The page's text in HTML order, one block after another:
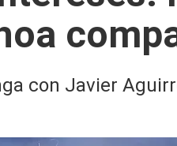
con Javier